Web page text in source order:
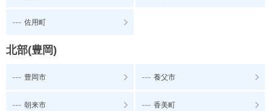
--- 佐用町
北部(豊岡)
--- 豊岡市 --- 養父市
--- 朝来市 --- 香美町